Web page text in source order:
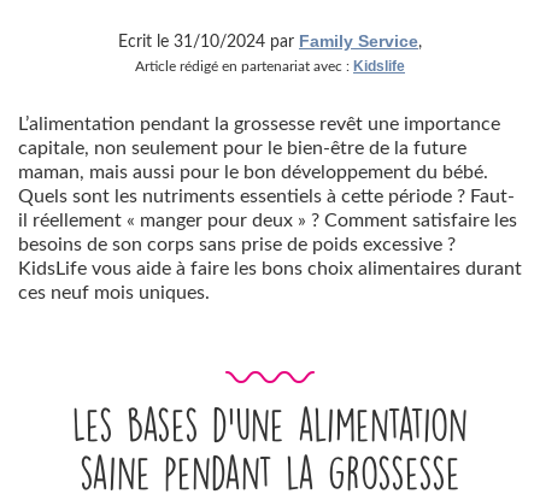
Ecrit le 31/10/2024 par Family Service,
Article rédigé en partenariat avec : Kidslife
L’alimentation pendant la grossesse revêt une importance
capitale, non seulement pour le bien-être de la future
maman, mais aussi pour le bon développement du bébé.
Quels sont les nutriments essentiels à cette période ? Faut-
il réellement « manger pour deux » ? Comment satisfaire les
besoins de son corps sans prise de poids excessive ?
KidsLife vous aide à faire les bons choix alimentaires durant
ces neuf mois uniques.
Les bases d’une alimentation
saine pendant la grossesse